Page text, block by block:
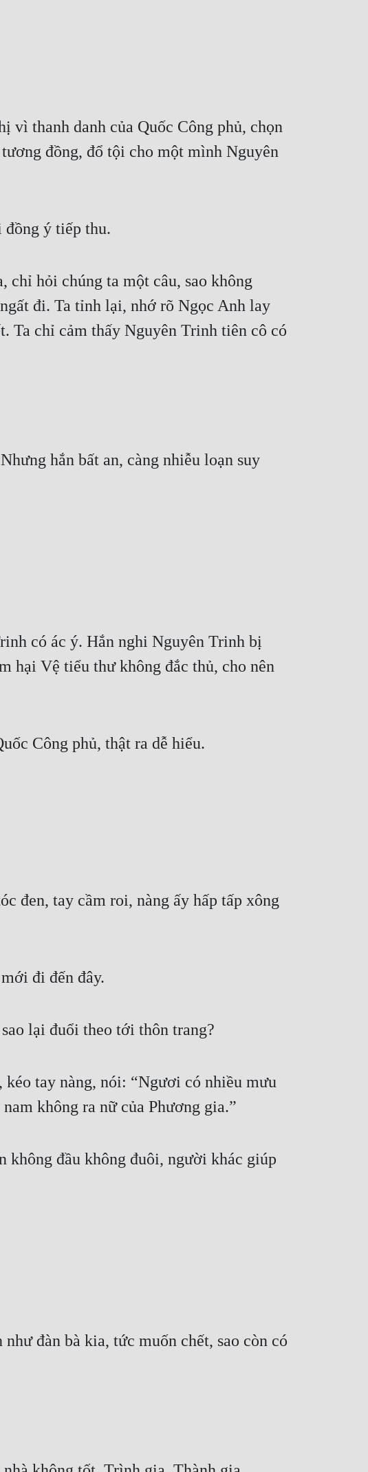
vì thanh danh của Quốc Công phủ, chọn
đồng, đổ tội cho một mình Nguyên
đồng ý tiếp thu.
chỉ hỏi chúng ta một câu, sao không
đi. Ta tỉnh lại, nhớ rõ Ngọc Anh lay
Ta chỉ cảm thấy Nguyên Trinh tiên cô có
hắn bất an, càng nhiễu loạn suy
có ác ý. Hắn nghi Nguyên Trinh bị
hại Vệ tiểu thư không đắc thủ, cho nên
Công phủ, thật ra dễ hiểu.
đen, tay cầm roi, nàng ấy hấp tấp xông
đi đến đây.
lại đuổi theo tới thôn trang?
tay nàng, nói: “Ngươi có nhiều mưu
không ra nữ của Phương gia.”
không đầu không đuôi, người khác giúp
đàn bà kia, tức muốn chết, sao còn có